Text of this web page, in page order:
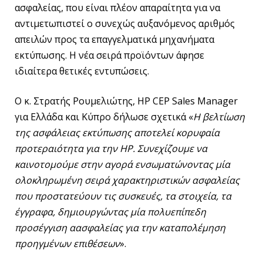
ασφαλείας, που είναι πλέον απαραίτητα για να
αντιμετωπιστεί ο συνεχώς αυξανόμενος αριθμός
απειλών προς τα επαγγελματικά μηχανήματα
εκτύπωσης. Η νέα σειρά προϊόντων άφησε
ιδιαίτερα θετικές εντυπώσεις.
Ο κ. Στρατής Ρουμελιώτης, HP CEP Sales Manager
για Ελλάδα και Κύπρο δήλωσε σχετικά «Η βελτίωση
της ασφάλειας εκτύπωσης αποτελεί κορυφαία
προτεραιότητα για τηνHP. Συνεχίζουμε να
καινοτομούμε στην αγορά ενσωματώνοντας μία
ολοκληρωμένη σειρά χαρακτηριστικών ασφαλείας
που προστατεύουν τις συσκευές, τα στοιχεία, τα
έγγραφα, δημιουργώντας μία πολυεπίπεδη
προσέγγιση αασφαλείας για την καταπολέμηση
προηγμένων επιθέσεων».